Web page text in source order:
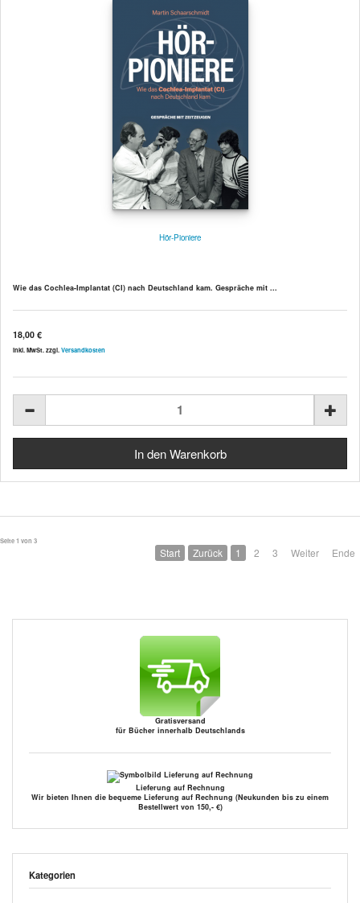
Hör-Pioniere
Wie das Cochlea-Implantat (CI) nach Deutschland kam. Gespräche mit ...
18,00 €
inkl. MwSt. zzgl. Versandkosten
Seite 1 von 3
Start Zurück 1 2 3 Weiter Ende
Gratisversand
für Bücher innerhalb Deutschlands
Lieferung auf Rechnung
Wir bieten Ihnen die bequeme Lieferung auf Rechnung (Neukunden bis zu einem
Bestellwert von 150,- €)
Kategorien